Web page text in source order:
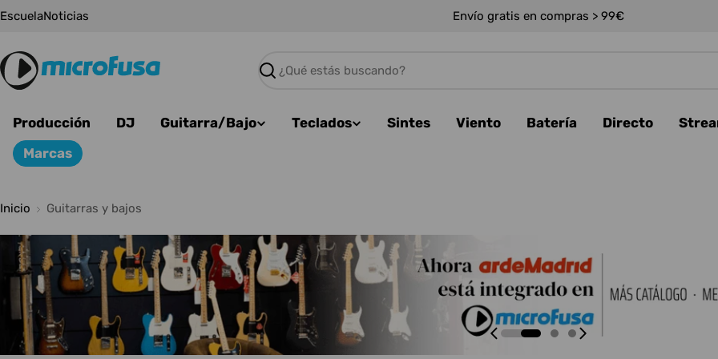
Saltar
EscuelaNoticias Envío gratis en compras > 99€
Buscar
Producción DJ Guitarra/Bajo Teclados Sintes Viento Batería Directo
Marcas
Inicio Guitarras y bajos